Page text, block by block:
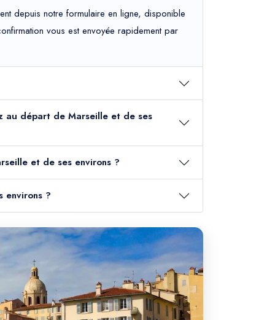
depuis notre formulaire en ligne, disponible
vous est envoyée rapidement par
au départ de Marseille et de ses
et de ses environs ?
environs ?